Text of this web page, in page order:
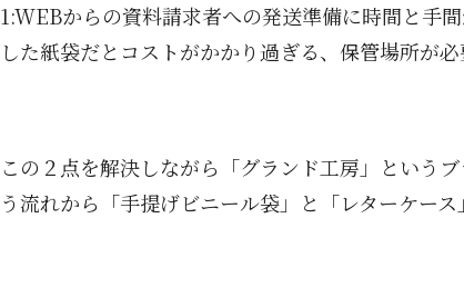
1:WEBからの資料請求者への発送準備に時間と手
した紙袋だとコストがかかり過ぎる、保管場所が必
この２点を解決しながら「グランド工房」という
う流れから「手提げビニール袋」と「レターケース